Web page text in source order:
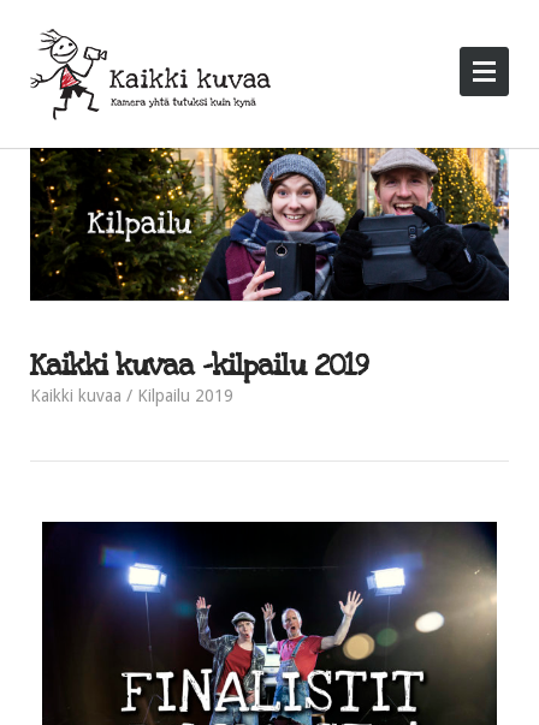
Kaikki kuvaa -kilpailu 2019
Kaikki kuvaa Kilpailu 2019